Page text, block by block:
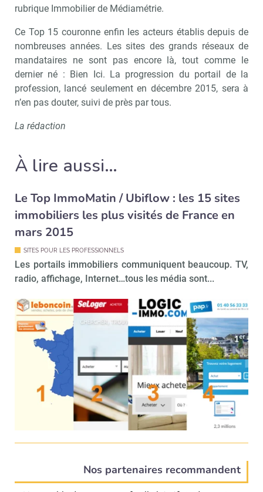
rubrique Immobilier de Médiamétrie.
Ce Top 15 couronne enfin les acteurs établis depuis de
nombreuses années. Les sites des grands réseaux de
mandataires ne sont pas encore là, tout comme le
dernier né : Bien Ici. La progression du portail de la
profession, lancé seulement en décembre 2015, sera à
n’en pas douter, suivi de près par tous.
La rédaction
À lire aussi…
Le Top ImmoMatin / Ubiflow : les 15 sites
immobiliers les plus visités de France en
mars 2015
SITES POUR LES PROFESSIONNELS
Les portails immobiliers communiquent beaucoup. TV,
radio, affichage, Internet…tous les média sont...
Nos partenaires recommandent
Valider
Non merci, je reçois déjà
!
Je déciderai plus
tard